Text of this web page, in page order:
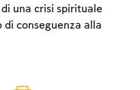
una crisi spirituale
conseguenza alla